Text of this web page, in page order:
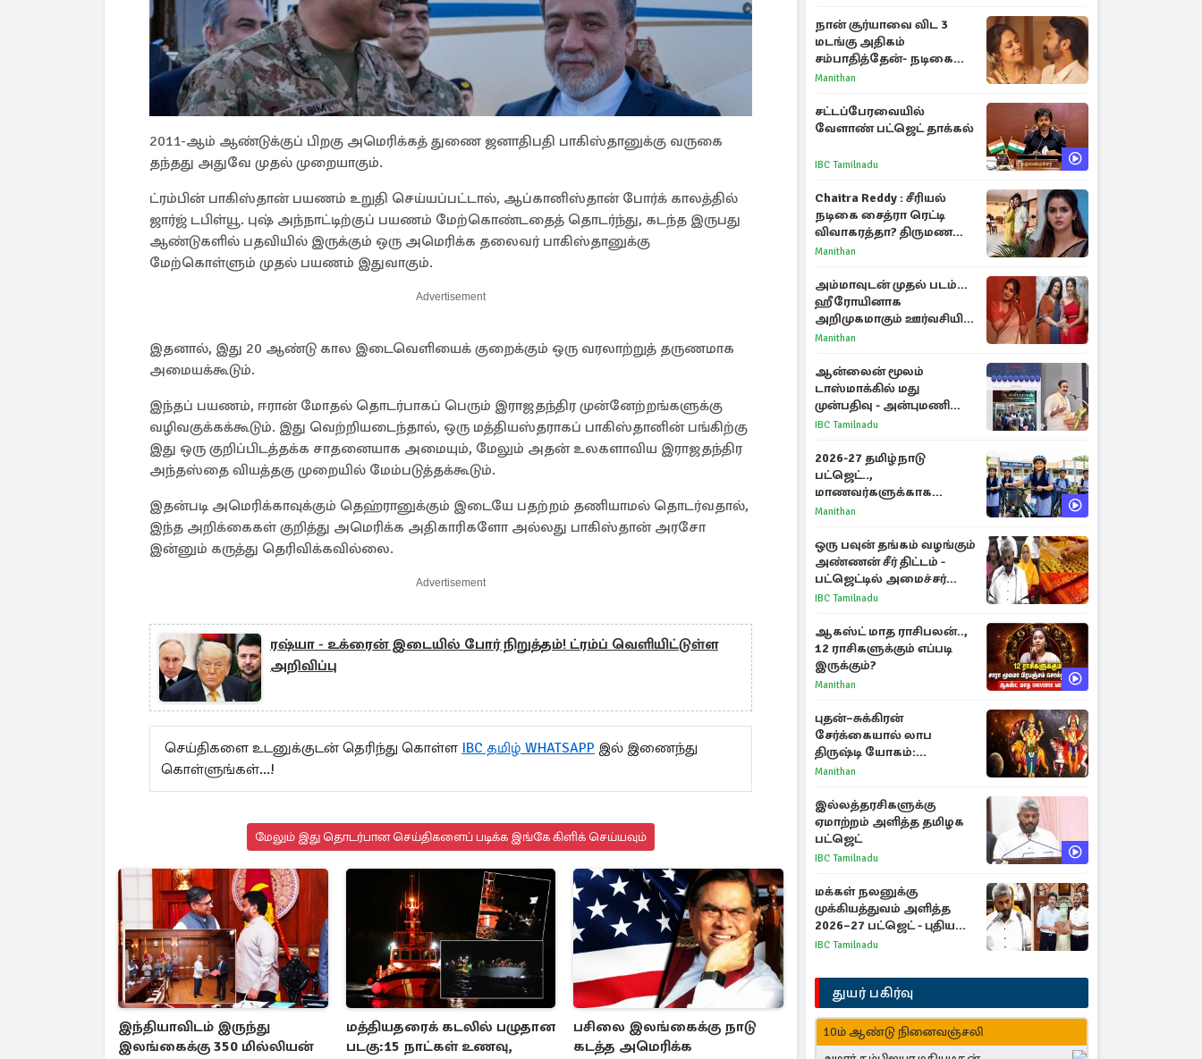
2011-ஆம் ஆண்டுக்குப் பிறகு அமெரிக்கத் துணை ஜனாதிபதி பாகிஸ்தானுக்கு வருகை
தந்தது அதுவே முதல் முறையாகும்.
ட்ரம்பின் பாகிஸ்தான் பயணம் உறுதி செய்யப்பட்டால், ஆப்கானிஸ்தான் போர்க் காலத்தில்
ஜார்ஜ் டபிள்யூ. புஷ் அந்நாட்டிற்குப் பயணம் மேற்கொண்டதைத் தொடர்ந்து, கடந்த இருபது
ஆண்டுகளில் பதவியில் இருக்கும் ஒரு அமெரிக்க தலைவர் பாகிஸ்தானுக்கு
மேற்கொள்ளும் முதல் பயணம் இதுவாகும்.
Advertisement
இதனால், இது 20 ஆண்டு கால இடைவெளியைக் குறைக்கும் ஒரு வரலாற்றுத் தருணமாக
அமையக்கூடும்.
இந்தப் பயணம், ஈரான் மோதல் தொடர்பாகப் பெரும் இராஜதந்திர முன்னேற்றங்களுக்கு
வழிவகுக்கக்கூடும். இது வெற்றியடைந்தால், ஒரு மத்தியஸ்தராகப் பாகிஸ்தானின் பங்கிற்கு
இது ஒரு குறிப்பிடத்தக்க சாதனையாக அமையும், மேலும் அதன் உலகளாவிய இராஜதந்திர
அந்தஸ்தை வியத்தகு முறையில் மேம்படுத்தக்கூடும்.
இதன்படி அமெரிக்காவுக்கும் தெஹ்ரானுக்கும் இடையே பதற்றம் தணியாமல் தொடர்வதால்,
இந்த அறிக்கைகள் குறித்து அமெரிக்க அதிகாரிகளோ அல்லது பாகிஸ்தான் அரசோ
இன்னும் கருத்து தெரிவிக்கவில்லை.
Advertisement
ரஷ்யா - உக்ரைன் இடையில் போர் நிறுத்தம்! ட்ரம்ப் வெளியிட்டுள்ள
அறிவிப்பு
செய்திகளை உடனுக்குடன் தெரிந்து கொள்ள IBC தமிழ் WHATSAPP இல் இணைந்து
கொள்ளுங்கள்...!
மேலும் இது தொடர்பான செய்திகளைப் படிக்க இங்கே கிளிக் செய்யவும்
இந்தியாவிடம் இருந்து
இலங்கைக்கு 350 மில்லியன்
மத்தியதரைக் கடலில் பழுதான
படகு:15 நாட்கள் உணவு,
பசிலை இலங்கைக்கு நாடு
கடத்த அமெரிக்க
நன்மைகளும்!
நான் சூர்யாவை விட 3
மடங்கு அதிகம்
சம்பாதித்தேன்- நடிகை
ஜோதிகா
Manithan
சட்டப்பேரவையில்
வேளாண் பட்ஜெட் தாக்கல்
IBC Tamilnadu
Chaitra Reddy : சீரியல்
நடிகை சைத்ரா ரெட்டி
விவாகரத்தா? திருமண
புகைப்படங்களை நீக்கம்
Manithan
அம்மாவுடன் முதல் படம்...
ஹீரோயினாக
அறிமுகமாகும் ஊர்வசியின்
மகள் தேஜலட்சுமி!
Manithan
ஆன்லைன் மூலம்
டாஸ்மாக்கில் மது
முன்பதிவு - அன்புமணி
ராமதாஸ் எதிர்ப்பு
IBC Tamilnadu
2026-27 தமிழ்நாடு
பட்ஜெட்..,
மாணவர்களுக்காக
வெளியான முக்கிய
Manithan
ஒரு பவுன் தங்கம் வழங்கும்
அண்ணன் சீர் திட்டம் -
பட்ஜெட்டில் அமைச்சர்
மரிய வில்சன் அறிவிப்பு!
IBC Tamilnadu
ஆகஸ்ட் மாத ராசிபலன்..,
12 ராசிகளுக்கும் எப்படி
இருக்கும்?
Manithan
புதன்–சுக்கிரன்
சேர்க்கையால் லாப
திருஷ்டி யோகம்:
அதிர்ஷ்டம் பெறும் டாப் 3
Manithan
இல்லத்தரசிகளுக்கு
ஏமாற்றம் அளித்த தமிழக
பட்ஜெட்
IBC Tamilnadu
மக்கள் நலனுக்கு
முக்கியத்துவம் அளித்த
2026–27 பட்ஜெட் - புதிய
நலத்திட்டங்கள்
IBC Tamilnadu
துயர் பகிர்வு
10ம் ஆண்டு நினைவஞ்சலி